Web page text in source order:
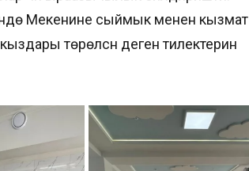
Мекенине сыймык менен кызмат
төрөлсүн деген тилектерин